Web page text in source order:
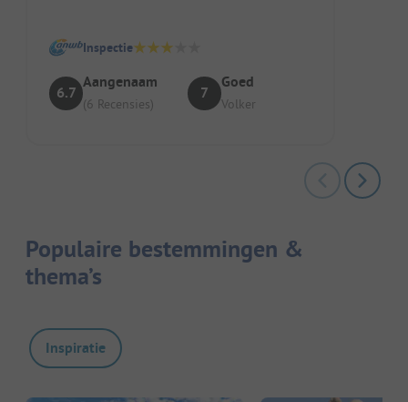
Inspectie
6.7
Aangenaam
(6 Recensies)
7
Goed
Volker
Populaire bestemmingen &
thema’s
Inspiratie